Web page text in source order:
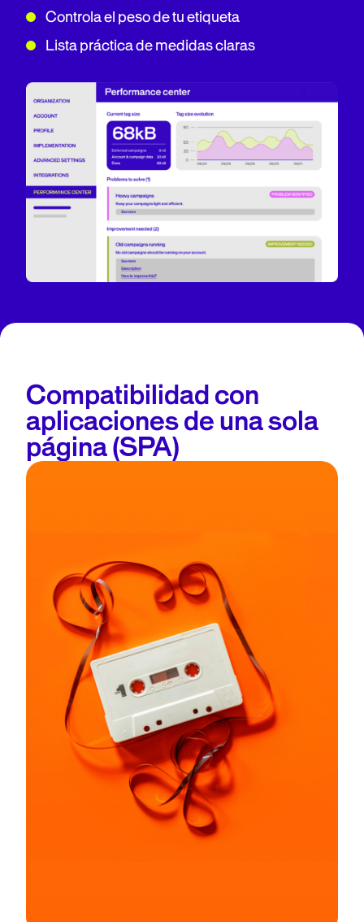
Controla el peso de tu etiqueta
Lista práctica de medidas claras
Compatibilidad con
aplicaciones de una sola
página (SPA)